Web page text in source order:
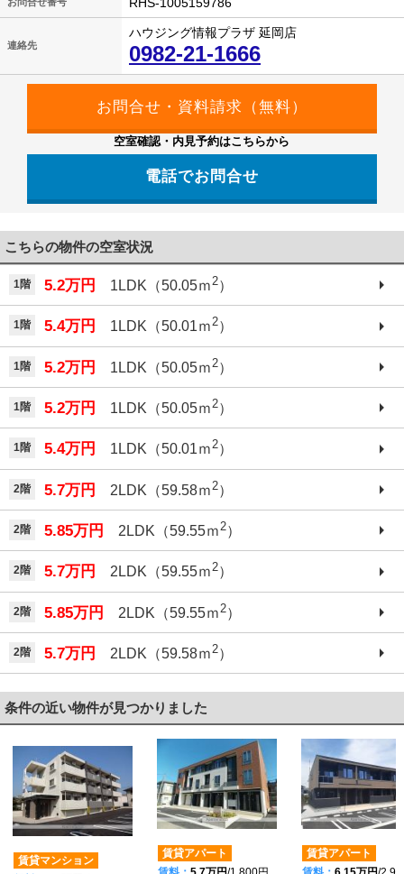
連絡先
ハウジング情報プラザ 延岡店
0982-21-1666
空室確認・内見予約はこちらから
電話でお問合せ
こちらの物件の空室状況
1階 5.2万円 1LDK（50.05ｍ2）
1階 5.4万円 1LDK（50.01ｍ2）
1階 5.2万円 1LDK（50.05ｍ 2）
1階 5.2万円 1LDK（50.05ｍ 2）
1階 5.4万円 1LDK（50.01ｍ2）
2階 5.7万円 2LDK（59.58ｍ 2）
2階 5.85万円 2LDK（59.55ｍ 2）
2階 5.7万円 2LDK（59.55ｍ2）
2階 5.85万円 2LDK（59.55ｍ 2）
2階 5.7万円 2LDK（59.58ｍ 2）
条件の近い物件が見つかりました
賃貸マンション
賃貸アパート
賃貸アパート